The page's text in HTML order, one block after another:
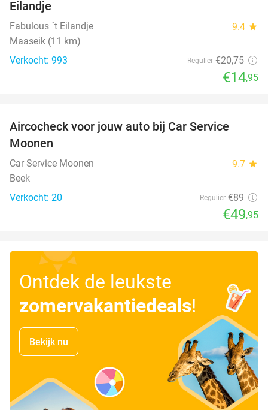
Eilandje
Fabulous ´t Eilandje 9.4 star
Maaseik (11 km)
Verkocht: 993
Regulier €20,75
€14,95
Aircocheck voor jouw auto bij Car Service
Moonen
Car Service Moonen 9.7 star
Beek
Verkocht: 20
Regulier €89
€49,95
Ontdek de leukste
zomervakantiedeals!
Bekijk nu